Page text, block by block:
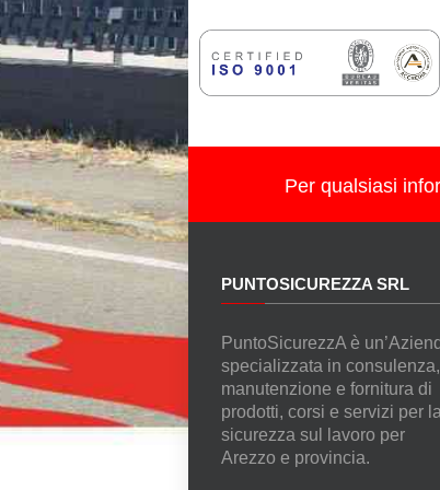
Per qualsiasi
PUNTOSICUREZZA SRL
PuntoSicurezzA è
specializzata in consulenza,
manutenzione e fornitura di
prodotti, corsi e servizi per la
sicurezza sul lavoro per
Arezzo e provincia.